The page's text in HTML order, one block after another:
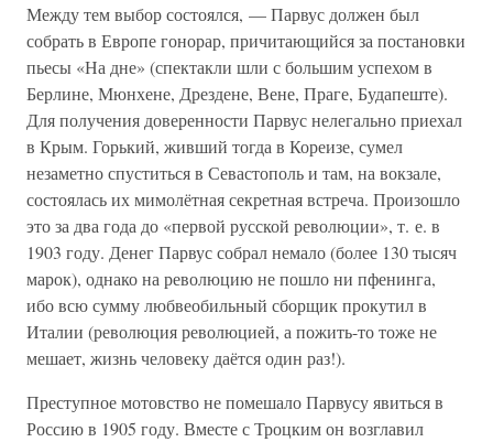
Между тем выбор состоялся, — Парвус должен был
собрать в Европе гонорар, причитающийся за постановки
пьесы «На дне» (спектакли шли с большим успехом в
Берлине, Мюнхене, Дрездене, Вене, Праге, Будапеште).
Для получения доверенности Парвус нелегально приехал
в Крым. Горький, живший тогда в Кореизе, сумел
незаметно спуститься в Севастополь и там, на вокзале,
состоялась их мимолётная секретная встреча. Произошло
это за два года до «первой русской революции», т. е. в
1903 году. Денег Парвус собрал немало (более 130 тысяч
марок), однако на революцию не пошло ни пфенинга,
ибо всю сумму любвеобильный сборщик прокутил в
Италии (революция революцией, а пожить-то тоже не
мешает, жизнь человеку даётся один раз!).
Преступное мотовство не помешало Парвусу явиться в
Россию в 1905 году. Вместе с Троцким он возглавил